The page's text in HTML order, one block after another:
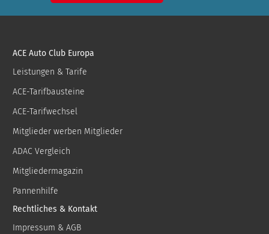
ACE Auto Club Europa
Leistungen & Tarife
ACE-Tarifbausteine
ACE-Tarifwechsel
Mitglieder werben Mitglieder
ADAC Vergleich
Mitgliedermagazin
Pannenhilfe
Rechtliches & Kontakt
Impressum & AGB